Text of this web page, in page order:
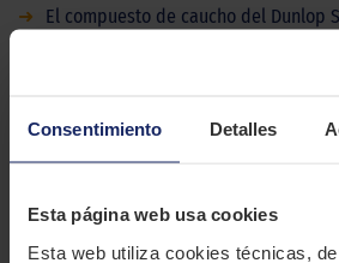
Consentimiento Detalles
Esta página web usa cookies
Esta web utiliza cookies técnicas,
➜
El compuesto de caucho del Dunlop
doble acción: por una parte mejora
frenado y por otra aumenta la
y de una gran variedad de marcas y
DESCRIPCIÓN
DUNLOP SP SPORT MAXX